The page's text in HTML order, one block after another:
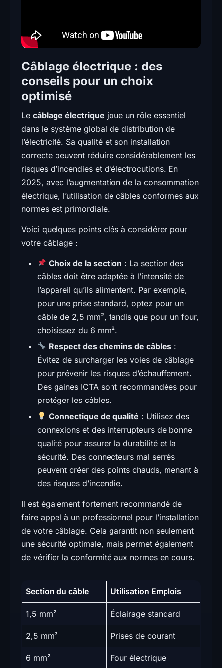
Câblage électrique : des
conseils pour un choix
optimisé
Le câblage électrique joue un rôle essentiel
dans le système global de distribution de
l’électricité. Sa qualité et son installation
correcte peuvent réduire considérablement les
risques d’incendies et d’électrocutions. En
2025, avec l’augmentation de la consommation
électrique, l’utilisation de câbles conformes aux
normes est primordiale.
Voici quelques points clés à considérer pour
votre câblage :
Choix de la section : La section des
câbles doit être adaptée à l’intensité de
l’appareil qu’ils alimentent. Par exemple,
pour une prise standard, optez pour un
câble de 2,5 mm², tandis que pour un four,
choisissez du 6 mm².
Respect des chemins de câbles :
Évitez de surcharger les voies de câblage
pour prévenir les risques d’échauffement.
Des gaines ICTA sont recommandées pour
protéger les câbles.
Connectique de qualité : Utilisez des
connexions et des interrupteurs de bonne
qualité pour assurer la durabilité et la
sécurité. Des connecteurs mal serrés
peuvent créer des points chauds, menant à
des risques d’incendie.
Il est également fortement recommandé de
faire appel à un professionnel pour l’installation
de votre câblage. Cela garantit non seulement
une sécurité optimale, mais permet également
de vérifier la conformité aux normes en cours.
Section du câble Utilisation Emplois
1,5 mm² Éclairage standard
2,5 mm² Prises de courant
6 mm² Four électrique